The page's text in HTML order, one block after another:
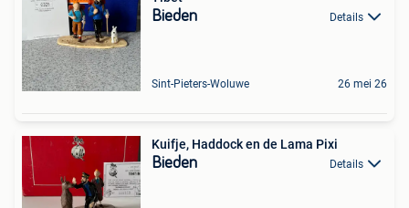
Bieden Details
Sint-Pieters-Woluwe 26 mei 26
Kuifje, Haddock en de Lama Pixi
Bieden Details